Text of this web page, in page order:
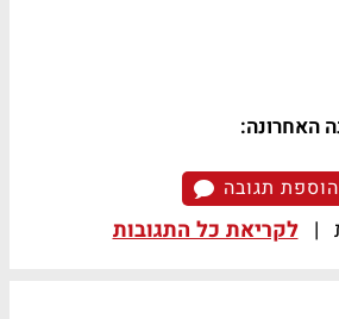
הוספת תגובה
| לקריאת כל התגובות